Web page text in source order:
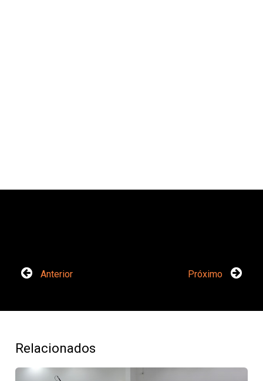
Anterior Próximo
Relacionados